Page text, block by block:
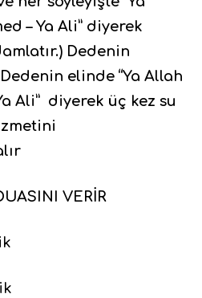
– Ya Ali” diyerek
Dedenin
elinde “Ya Allah
Ali” diyerek üç kez su
VERİR